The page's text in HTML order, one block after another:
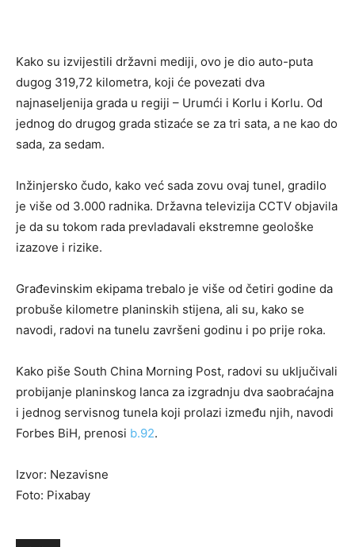
Kako su izvijestili državni mediji, ovo je dio auto-puta
dugog 319,72 kilometra, koji će povezati dva
najnaseljenija grada u regiji – Urumći i Korlu i Korlu. Od
jednog do drugog grada stizaće se za tri sata, a ne kao do
sada, za sedam.
Inžinjersko čudo, kako već sada zovu ovaj tunel, gradilo
je više od 3.000 radnika. Državna televizija CCTV objavila
je da su tokom rada prevladavali ekstremne geološke
izazove i rizike.
Građevinskim ekipama trebalo je više od četiri godine da
probuše kilometre planinskih stijena, ali su, kako se
navodi, radovi na tunelu završeni godinu i po prije roka.
Kako piše South China Morning Post, radovi su uključivali
probijanje planinskog lanca za izgradnju dva saobraćajna
i jednog servisnog tunela koji prolazi između njih, navodi
Forbes BiH, prenosi b.92.
Izvor: Nezavisne
Foto: Pixabay